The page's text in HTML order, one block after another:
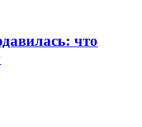
что